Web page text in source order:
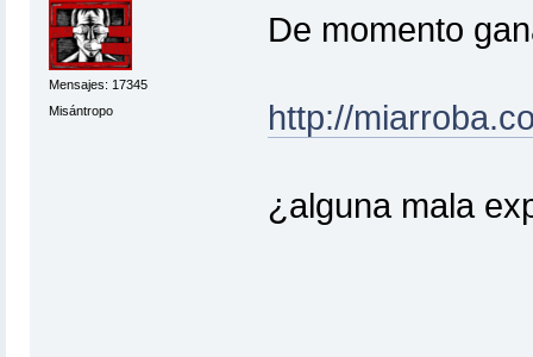
Mensajes: 17345
Misántropo
De momento
http://
¿alguna mala